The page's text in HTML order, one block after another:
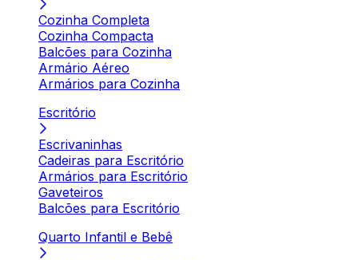
Cozinha Completa
Cozinha Compacta
Balcões para Cozinha
Armário Aéreo
Armários para Cozinha
Escritório
Escrivaninhas
Cadeiras para Escritório
Armários para Escritório
Gaveteiros
Balcões para Escritório
Quarto Infantil e Bebê